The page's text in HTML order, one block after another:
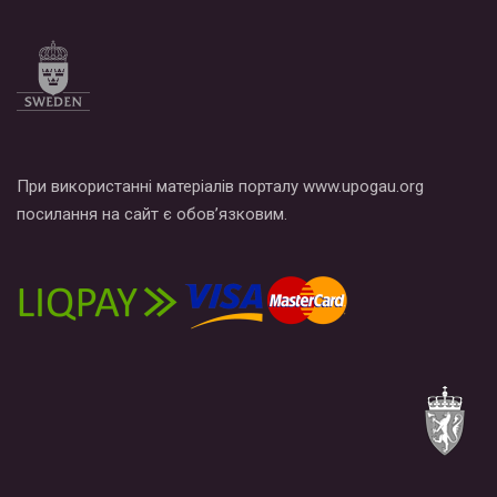
При використанні матеріалів порталу www.upogau.org
посилання на сайт є обов’язковим.